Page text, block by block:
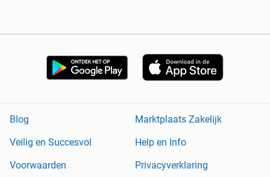
Blog
Marktplaats Zakelijk
Veilig en Succesvol
Help en Info
Voorwaarden
Privacyverklaring